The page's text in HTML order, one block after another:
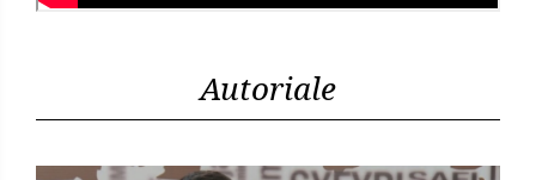
Autoriale